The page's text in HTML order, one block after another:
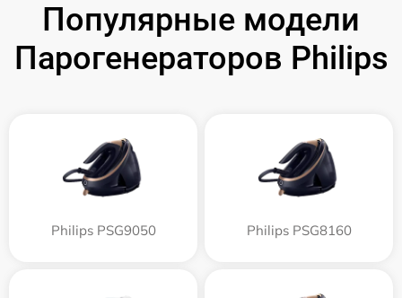
Популярные модели
Парогенераторов Philips
Philips PSG9050 Philips PSG8160